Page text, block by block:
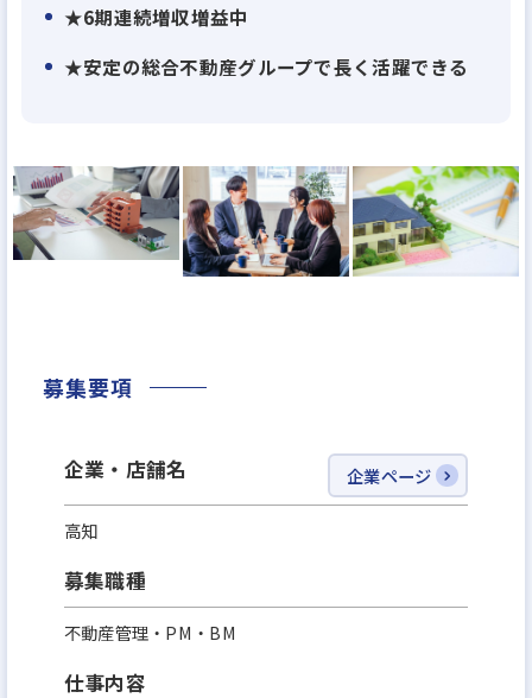
★6期連続増収増益中
★安定の総合不動産グループで長く活躍できる
募集要項
企業・店舗名 企業ページ
高知
募集職種
不動産管理・PM・BM
仕事内容